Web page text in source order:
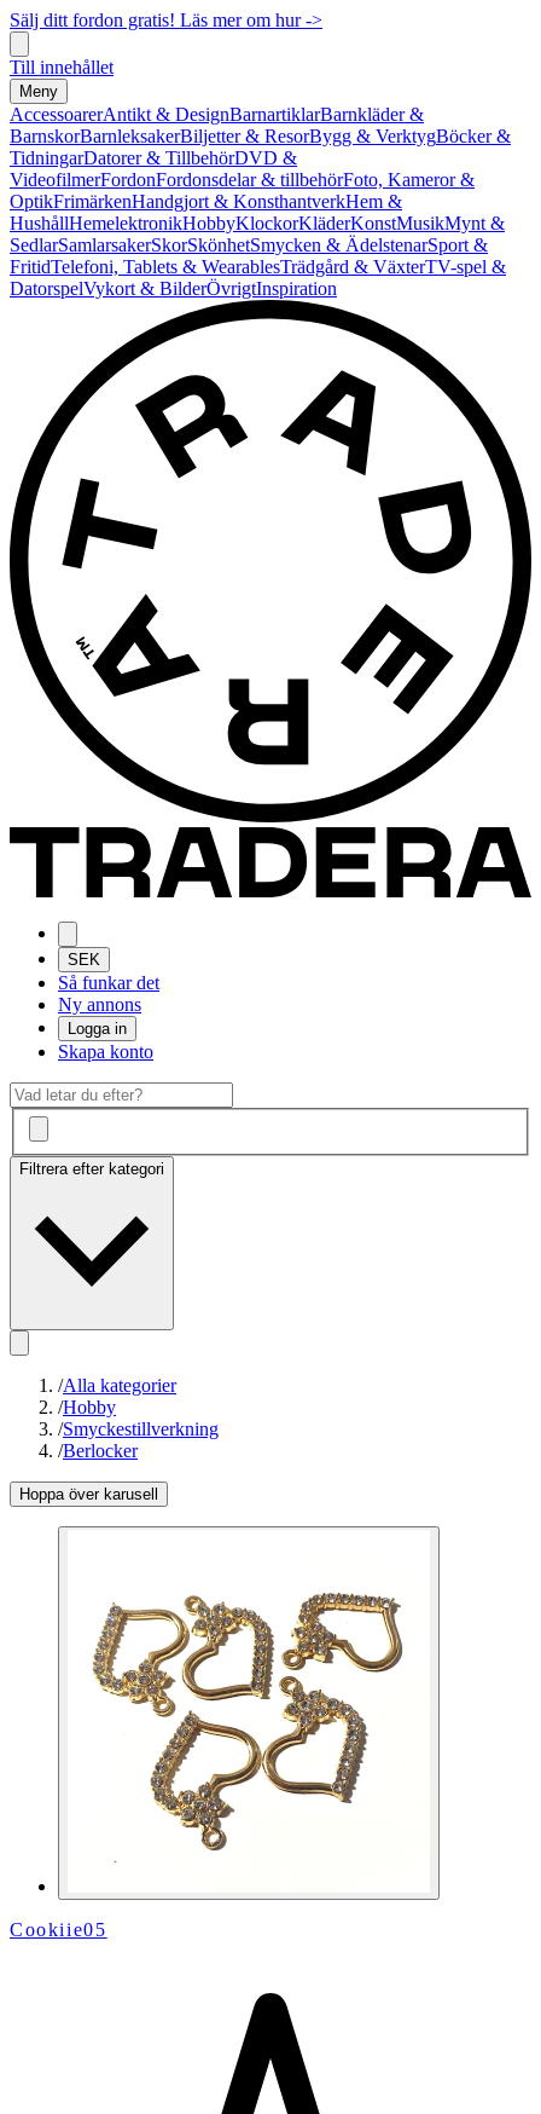
Sälj ditt fordon gratis! Läs mer om hur ->
Till innehållet
Meny
AccessoarerAntikt & DesignBarnartiklarBarnkläder &
BarnskorBarnleksakerBiljetter & ResorBygg & VerktygBöcker &
TidningarDatorer & TillbehörDVD &
VideofilmerFordonFordonsdelar & tillbehörFoto, Kameror &
OptikFrimärkenHandgjort & KonsthantverkHem &
HushållHemelektronikHobbyKlockorKläderKonstMusikMynt &
SedlarSamlarsakerSkorSkönhetSmycken & ÄdelstenarSport &
FritidTelefoni, Tablets & WearablesTrädgård & VäxterTV-spel &
DatorspelVykort & BilderÖvrigtInspiration
SEK
Så funkar det
Ny annons
Logga in
Skapa konto
Filtrera efter kategori
/Alla kategorier
/Hobby
/Smyckestillverkning
/Berlocker
Hoppa över karusell
Cookiie05